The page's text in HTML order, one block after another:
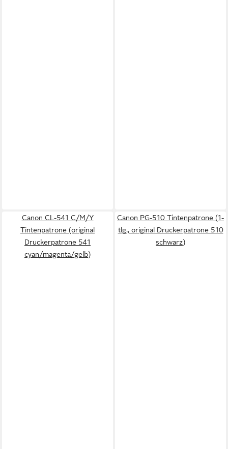
Canon CL-541 C/M/Y
Tintenpatrone (original
Druckerpatrone 541
cyan/magenta/gelb)
Canon PG-510 Tintenpatrone (1-
tlg., original Druckerpatrone 510
schwarz)